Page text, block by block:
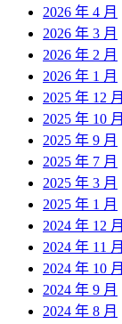
2026 年 4 月
2026 年 3 月
2026 年 2 月
2026 年 1 月
2025 年 12 月
2025 年 10 月
2025 年 9 月
2025 年 7 月
2025 年 3 月
2025 年 1 月
2024 年 12 月
2024 年 11 月
2024 年 10 月
2024 年 9 月
2024 年 8 月